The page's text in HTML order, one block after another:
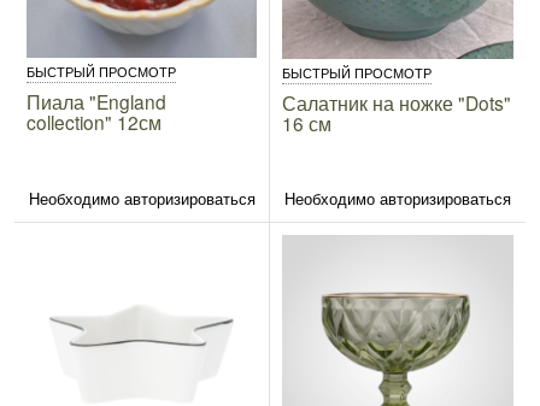
БЫСТРЫЙ ПРОСМОТР
Пиала "England
collection" 12см
Необходимо авторизироваться
БЫСТРЫЙ ПРОСМОТР
Салатник на ножке "Dots"
16 см
Необходимо авторизироваться